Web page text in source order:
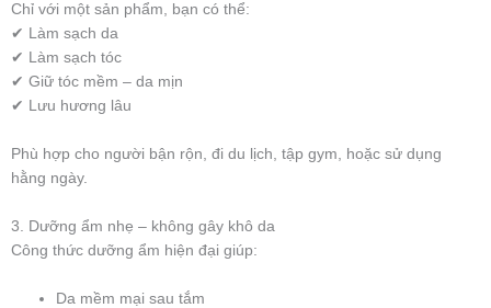
Chỉ với một sản phẩm, bạn có thể:
✔ Làm sạch da
✔ Làm sạch tóc
✔ Giữ tóc mềm – da mịn
✔ Lưu hương lâu
Phù hợp cho người bận rộn, đi du lịch, tập gym, hoặc sử dụng
hằng ngày.
3. Dưỡng ẩm nhẹ – không gây khô da
Công thức dưỡng ẩm hiện đại giúp:
Da mềm mại sau tắm